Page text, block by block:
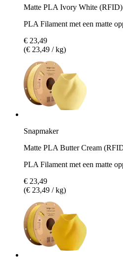
Matte PLA Ivory White (RFID)
PLA Filament met een matte
€ 23,49
(€ 23,49 / kg)
Snapmaker
Matte PLA Butter Cream
PLA Filament met een matte
€ 23,49
(€ 23,49 / kg)